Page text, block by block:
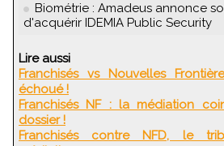
Biométrie : Amadeus annonce
d'acquérir IDEMIA Public Security
Lire aussi
Franchisés vs Nouvelles
échoué !
Franchisés NF : la médiation
dossier !
Franchisés contre NFD, le